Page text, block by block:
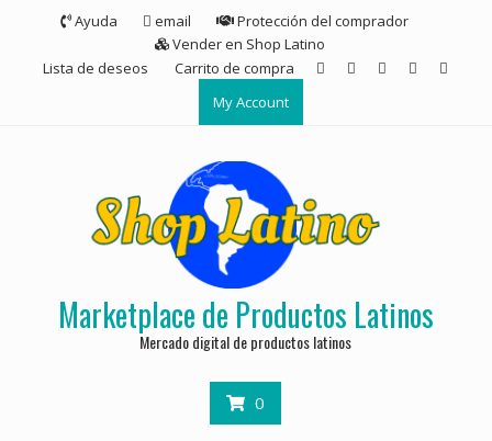
Ayuda email
Protección del comprador
Vender en Shop Latino
Lista de deseos
Carrito de compra
My Account
Marketplace de Productos Latinos
Mercado digital de productos latinos
0